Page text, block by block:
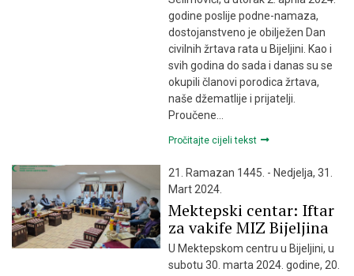
godine poslije podne-namaza,
dostojanstveno je obilježen Dan
civilnih žrtava rata u Bijeljini. Kao i
svih godina do sada i danas su se
okupili članovi porodica žrtava,
naše džematlije i prijatelji.
Proučene…
Pročitajte cijeli tekst
21. Ramazan 1445. - Nedjelja, 31.
Mart 2024.
Mektepski centar: Iftar
za vakife MIZ Bijeljina
U Mektepskom centru u Bijeljini, u
subotu 30. marta 2024. godine, 20.